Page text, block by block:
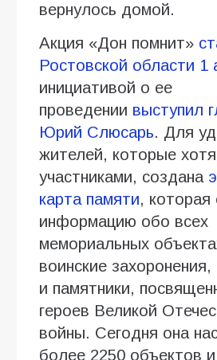
вернулось домой.
Акция «Дон помнит»
Ростовской области 1
инициативой о ее
проведении выступил
Юрий Слюсарь. Для
жителей, которые
участниками, создана
карта памяти,
информацию обо всех
мемориальных
воинские захоронения,
и памятники,
героев Великой
войны. Сегодня она
более 2250 объектов